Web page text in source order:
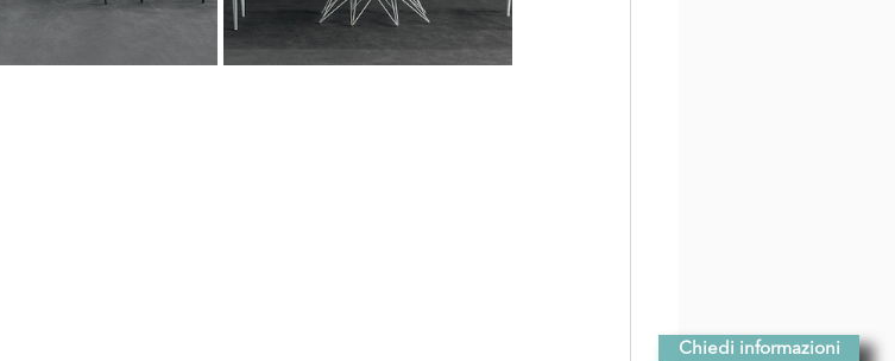
Chiedi informazioni